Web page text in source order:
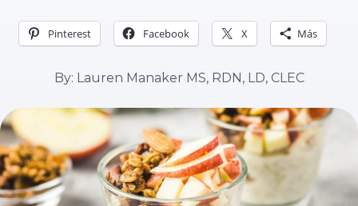
Pinterest Facebook X Más
By: Lauren Manaker MS, RDN, LD, CLEC